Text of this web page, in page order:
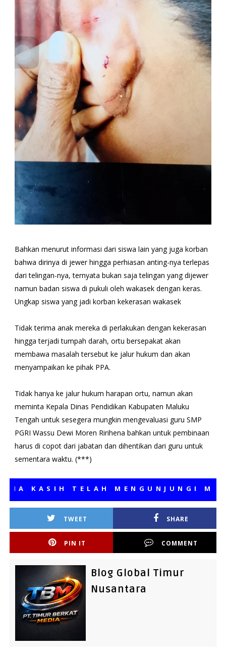
Bahkan menurut informasi dari siswa lain yang juga korban
bahwa dirinya di jewer hingga perhiasan anting-nya terlepas
dari telingan-nya, ternyata bukan saja telingan yang dijewer
namun badan siswa di pukuli oleh wakasek dengan keras.
Ungkap siswa yang jadi korban kekerasan wakasek
Tidak terima anak mereka di perlakukan dengan kekerasan
hingga terjadi tumpah darah, ortu bersepakat akan
membawa masalah tersebut ke jalur hukum dan akan
menyampaikan ke pihak PPA.
Tidak hanya ke jalur hukum harapan ortu, namun akan
meminta Kepala Dinas Pendidikan Kabupaten Maluku
Tengah untuk sesegera mungkin mengevaluasi guru SMP
PGRI Wassu Dewi Moren Ririhena bahkan untuk pembinaan
harus di copot dari jabatan dan dihentikan dari guru untuk
sementara waktu. (***)
TELAH MENGUNJUNGI MEDIA
TWEET SHARE
PIN IT COMMENT
Blog Global Timur
Nusantara